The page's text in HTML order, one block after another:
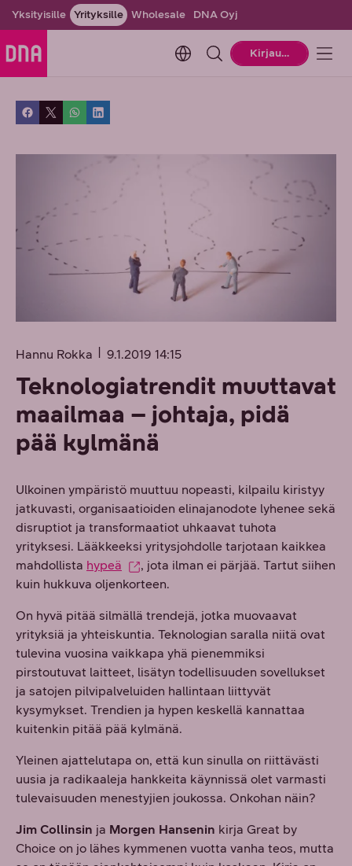
Yksityisille Yrityksille Wholesale DNA Oyj
Change language. Current
Kirjaudu
Hannu Rokka 9.1.2019 14:15
Teknologiatrendit muuttavat
maailmaa – johtaja, pidä
pää kylmänä
Ulkoinen ympäristö muuttuu nopeasti, kilpailu kiristyy
jatkuvasti, organisaatioiden elinajanodote lyhenee sekä
disruptiot ja transformaatiot uhkaavat tuhota
yrityksesi. Lääkkeeksi yritysjohdolle tarjotaan kaikkea
mahdollista hypeä
, jota ilman ei pärjää. Tartut siihen
kuin hukkuva oljenkorteen.
On hyvä pitää silmällä trendejä, jotka muovaavat
yrityksiä ja yhteiskuntia. Teknologian saralla niitä ovat
tulevina vuosina vaikkapa yhä pienemmiksi
pirstoutuvat laitteet, lisätyn todellisuuden sovellukset
ja satojen pilvipalveluiden hallintaan liittyvät
kysymykset. Trendien ja hypen keskellä kannattaa
kuitenkin pitää pää kylmänä.
Yleinen ajattelutapa on, että kun sinulla on riittävästi
uusia ja radikaaleja hankkeita käynnissä olet varmasti
tulevaisuuden menestyjien joukossa. Onkohan näin?
Jim Collinsin ja Morgen Hansenin kirja Great by
Choice on jo lähes kymmenen vuotta vanha teos, mutta